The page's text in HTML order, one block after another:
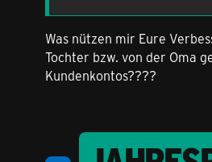
Was nützen mir Eure
Tochter bzw. von der Oma
Kundenkontos????